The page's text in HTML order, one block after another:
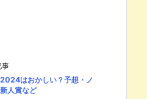
事
はおかしい？予想・ノ
人賞など